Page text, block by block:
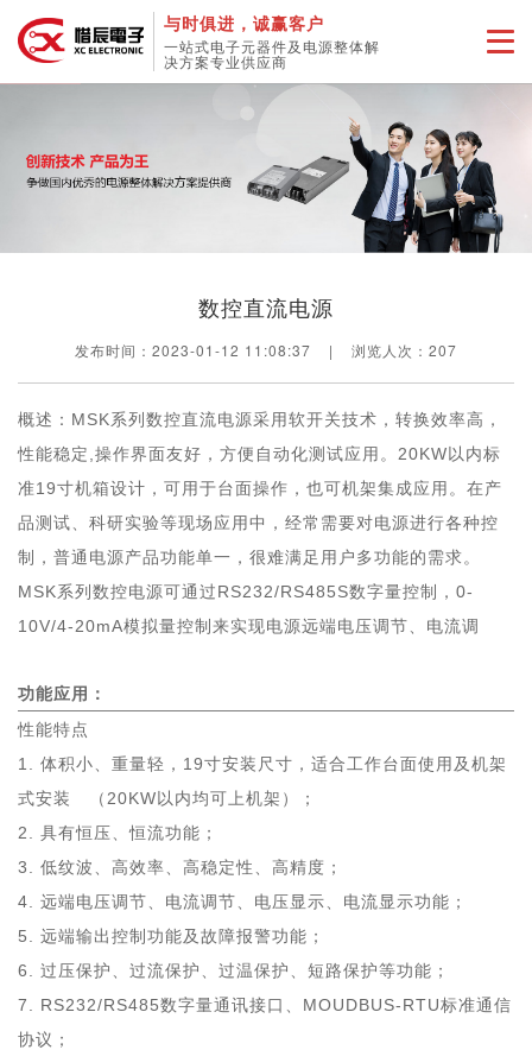
与时俱进，诚赢客户
一站式电子元器件及电源整体解
决方案专业供应商
数控直流电源
发布时间：2023-01-12 11:08:37 | 浏览人次： 207
概述：MSK系列数控直流电源采用软开关技术，转换效率高，
性能稳定,操作界面友好，方便自动化测试应用。20KW以内标
准19寸机箱设计，可用于台面操作，也可机架集成应用。在产
品测试、科研实验等现场应用中，经常需要对电源进行各种控
制，普通电源产品功能单一，很难满足用户多功能的需求。
MSK系列数控电源可通过RS232/RS485S数字量控制，0-
10V/4-20mA模拟量控制来实现电源远端电压调节、电流调
功能应用：
性能特点
1. 体积小、重量轻，19寸安装尺寸，适合工作台面使用及机架
式安装 （20KW以内均可上机架）；
2. 具有恒压、恒流功能；
3. 低纹波、高效率、高稳定性、高精度；
4. 远端电压调节、电流调节、电压显示、电流显示功能；
5. 远端输出控制功能及故障报警功能；
6. 过压保护、过流保护、过温保护、短路保护等功能；
7. RS232/RS485数字量通讯接口、MOUDBUS-RTU标准通信
协议；